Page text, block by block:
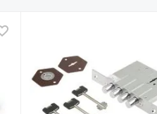
В избранное